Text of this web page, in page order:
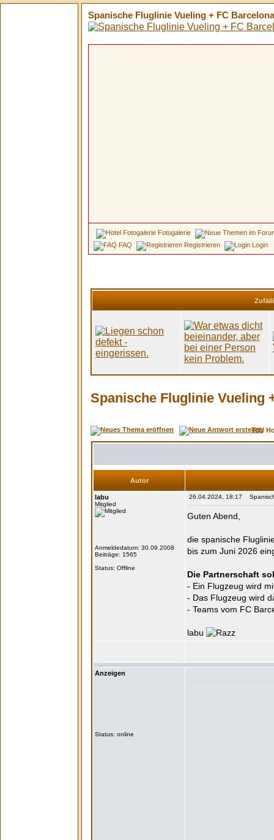
Spanische Fluglinie Vueling + FC
Fotogalerie
FAQ
Registrieren Login
Spanische Fluglinie Vueling
RIU
Autor
labu
Mitglied
Anmeldedatum: 30.09.2008
Beiträge: 1565
Status: Offline
26.04.2024, 18:17
Guten Abend,
die spanische
bis zum Juni 2026
Die Partnerschaft
- Ein Flugzeug wird
- Das Flugzeug wird
- Teams vom FC
labu
Anzeigen
Status: online